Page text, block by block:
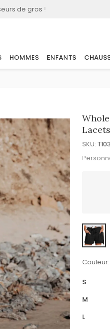
de gros !
HOMMES ENFANTS
SKU:
Couleur:
S
M
L